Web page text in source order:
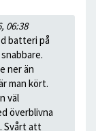
06:38
batteri på
ner än
man kört.
väl
överblivna
Svårt att